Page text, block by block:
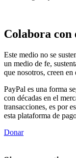
Colabora con
Este medio no se
un medio de fe,
que nosotros, creen en
PayPal es una forma
con décadas en el
transacciones, es por
esta plataforma de
Donar